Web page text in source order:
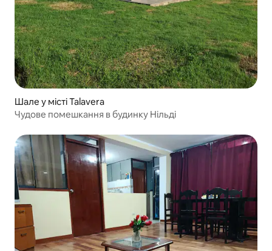
Шале у місті Talavera
Чудове помешкання в будинку Нільді